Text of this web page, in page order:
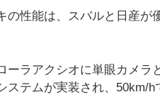
の性能は、スバルと日産が
ーラアクシオに単眼カメラ
ステムが実装され、50km/